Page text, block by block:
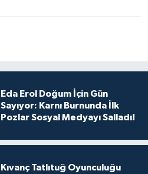
Eda Erol Doğum İçin Gün
Sayıyor: Karnı Burnunda İlk
Pozlar Sosyal Medyayı Salladı!
Kıvanç Tatlıtuğ Oyunculuğu